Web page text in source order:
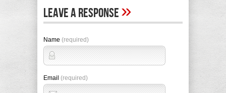
Leave A Response»
Name (required)
Email (required)